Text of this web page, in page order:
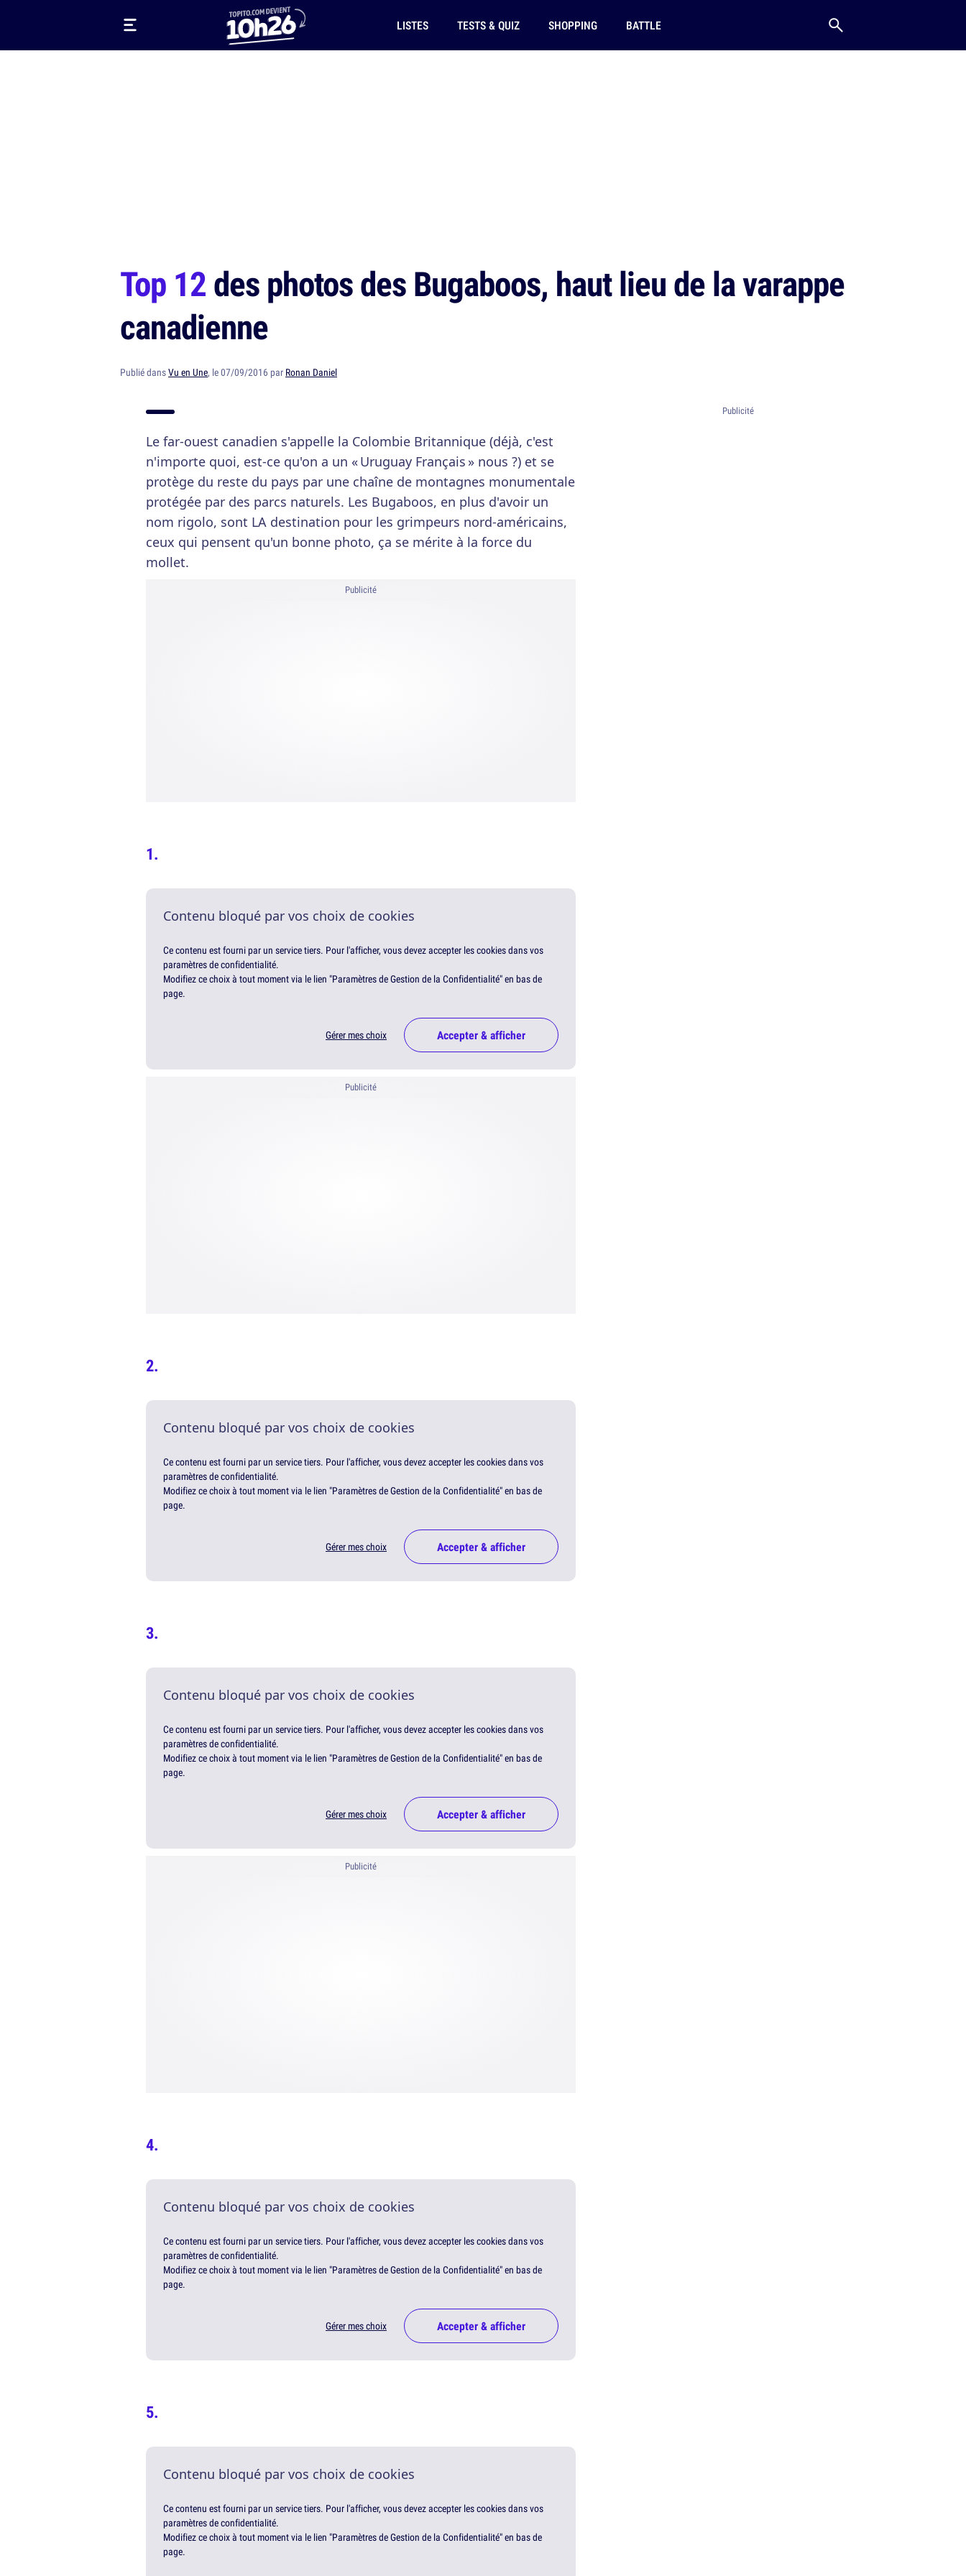
LISTES TESTS & QUIZ SHOPPING BATTLE
Top 12des photos des Bugaboos, haut lieu de la varappe
canadienne
Publié dansVu en Une, le 07/09/2016 par Ronan Daniel
Le far-ouest canadien s'appelle la Colombie Britannique (déjà, c'est
n'importe quoi, est-ce qu'on a un « Uruguay Français » nous ?) et se
protège du reste du pays par une chaîne de montagnes monumentale
protégée par des parcs naturels. Les Bugaboos, en plus d'avoir un
nom rigolo, sont LA destination pour les grimpeurs nord-américains,
ceux qui pensent qu'un bonne photo, ça se mérite à la force du
mollet.
Publicité
Contenu bloqué par vos choix de cookies
Ce contenu est fourni par un service tiers. Pour l'afficher, vous devez accepter les cookies dans vos
paramètres de confidentialité.
Modifiez ce choix à tout moment via le lien "Paramètres de Gestion de la Confidentialité" en bas de
page.
Gérer mes choix Accepter & afficher
Publicité
Contenu bloqué par vos choix de cookies
Ce contenu est fourni par un service tiers. Pour l'afficher, vous devez accepter les cookies dans vos
paramètres de confidentialité.
Modifiez ce choix à tout moment via le lien "Paramètres de Gestion de la Confidentialité" en bas de
page.
Gérer mes choix Accepter & afficher
Contenu bloqué par vos choix de cookies
Ce contenu est fourni par un service tiers. Pour l'afficher, vous devez accepter les cookies dans vos
paramètres de confidentialité.
Modifiez ce choix à tout moment via le lien "Paramètres de Gestion de la Confidentialité" en bas de
page.
Gérer mes choix Accepter & afficher
Publicité
Contenu bloqué par vos choix de cookies
Ce contenu est fourni par un service tiers. Pour l'afficher, vous devez accepter les cookies dans vos
paramètres de confidentialité.
Modifiez ce choix à tout moment via le lien "Paramètres de Gestion de la Confidentialité" en bas de
page.
Gérer mes choix Accepter & afficher
Contenu bloqué par vos choix de cookies
Ce contenu est fourni par un service tiers. Pour l'afficher, vous devez accepter les cookies dans vos
paramètres de confidentialité.
Modifiez ce choix à tout moment via le lien "Paramètres de Gestion de la Confidentialité" en bas de
page.